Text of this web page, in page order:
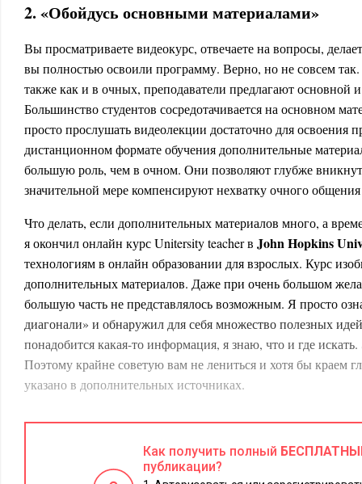
2. «Обойдусь основными материалами»
Вы просматриваете видеокурс, отвечаете на вопросы,
вы полностью освоили программу. Верно, но не совсем
также как и в очных, преподаватели предлагают основной
Большинство студентов сосредотачивается на основном
просто прослушать видеолекции достаточно для освоения
дистанционном формате обучения дополнительные
большую роль, чем в очном. Они позволяют глубже
значительной мере компенсируют нехватку очного
Что делать, если дополнительных материалов много, а
я окончил онлайн курс Unitersity teacher в JohnHopkins
технологиям в онлайн образовании для взрослых. Курс
дополнительных материалов. Даже при очень большом
большую часть не представлялось возможным. Я просто
диагонали» и обнаружил для себя множество полезных
понадобится какая-то информация, я знаю, что и где
Поэтому крайне советую вам не лениться и хотя бы краем
указано в дополнительных источниках.
3. «У меня нет времени на форумы и чаты»
Не смотря на сферу моей деятельности, я достаточно
различным форумам, потому что они ассоциируются у
Как получить полный
публикации?